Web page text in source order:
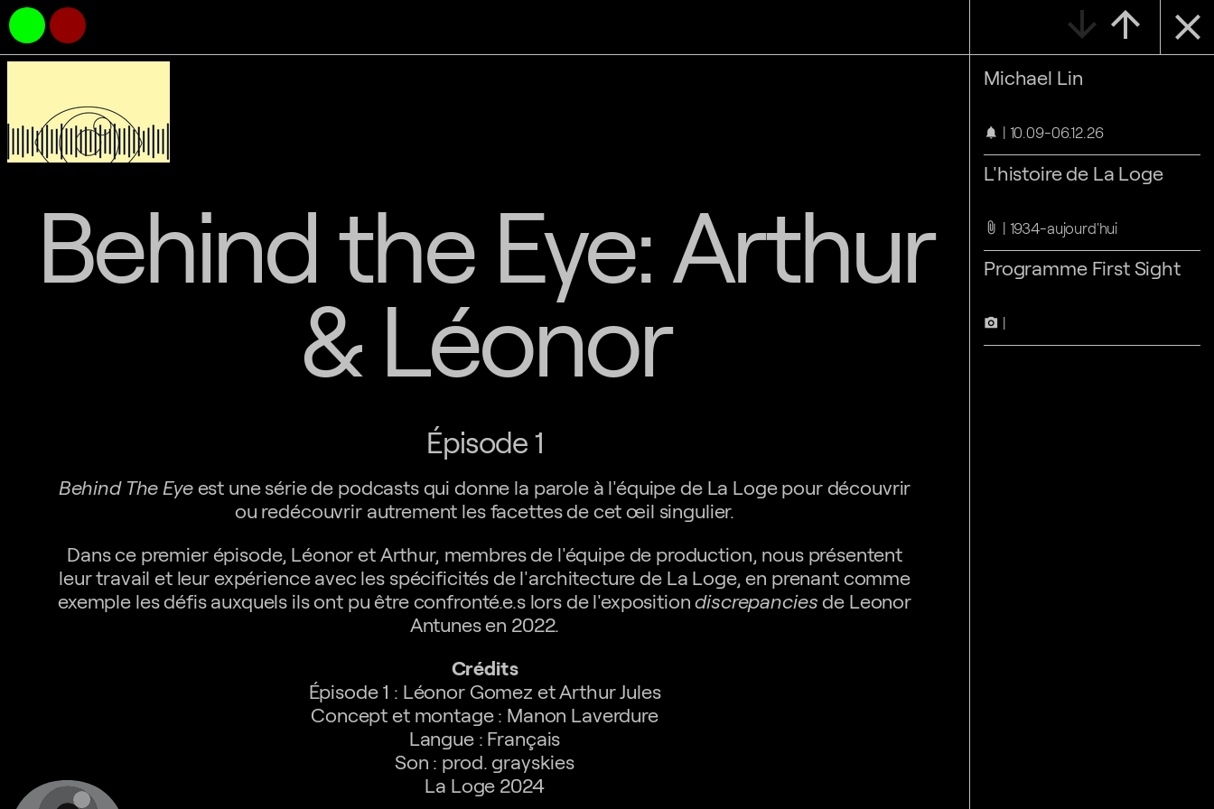
close
arrow_downward arrow_upward
Michael Lin
notifications 10.09-06.12.26
L'histoire de La Loge
attach_file 1934-aujourd'hui
Programme First Sight
camera_alt
Behind the Eye: Arthur
& Léonor
Épisode 1
Behind The Eyeest une série de podcasts qui donne la parole à l'équipe de La Loge pour découvrir
ou redécouvrir autrement les facettes de cet œil singulier.
Dans ce premier épisode, Léonor et Arthur, membres de l'équipe de production, nous présentent
leur travail et leur expérience avec les spécificités de l'architecture de La Loge, en prenant comme
exemple les défis auxquels ils ont pu être confronté.e.s lors de l'expositiondiscrepanciesde Leonor
Antunes en 2022.
Crédits
Épisode 1 : Léonor Gomez et Arthur Jules
Concept et montage : Manon Laverdure
Langue : Français
Son : prod. grayskies
La Loge 2024